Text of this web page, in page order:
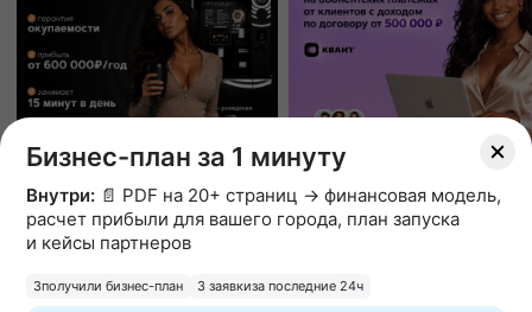
Точка Черного
кофейня самообслуживания
Вложения от 200 000 ₽
4.9
89 отзывов
Вложения от 485 000 ₽
5.0
11 отзывов
Бизнес-план за 1 минуту
Внутри: 📄 PDF на 20+ страниц → финансовая модель,
расчет прибыли для вашего города, план запуска
и кейсы партнеров
3получили бизнес-план 3 заявкиза последние 24ч